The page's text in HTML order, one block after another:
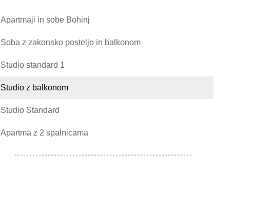
Apartmaji in sobe Bohinj
Soba z zakonsko posteljo in balkonom
Studio standard 1
Studio z balkonom
Studio Standard
Apartma z 2 spalnicama